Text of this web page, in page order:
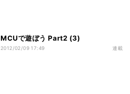
MCUで遊ぼう Part2 (3)
2012/02/09 17:49 連載